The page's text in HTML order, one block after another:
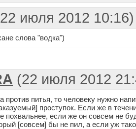
июля 2012 10:16)
слова "водка")
(22 июля 2012
против питья, то человеку нужно
проступок. Если же в
если же он совсем не
[совсем] бы не пил, а если уж